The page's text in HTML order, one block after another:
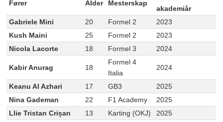
Fører Alder Mesterskap
akademiår
Gabriele Mini
20 Formel 2
2023
Kush Maini
25 Formel 2
2023
Nicola Lacorte
18 Formel 3 2024
Kabir Anurag 18
Formel 4
Italia
2024
Keanu Al Azhari 17 GB3
2025
Nina Gademan
22 F1 Academy
2025
Llie Tristan Crișan
13 Karting (OKJ)
2025